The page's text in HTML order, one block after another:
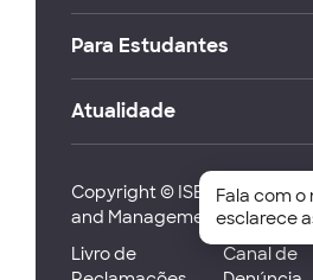
Para Estudantes
Atualidade
Copyright © ISEG Lisbon
and Management 2026
Livro de
Canal de
Fala com o
esclarece